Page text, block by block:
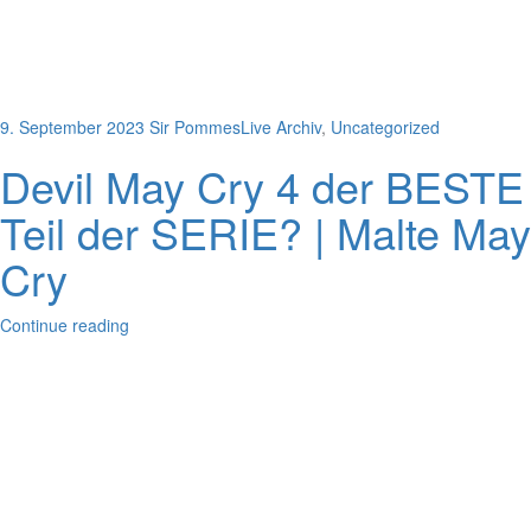
9. September 2023 Sir PommesLive Archiv, Uncategorized
Devil May Cry 4 der BESTE
Teil der SERIE? | Malte May
Cry
Continue reading